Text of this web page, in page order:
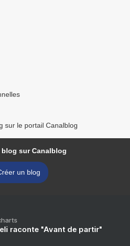
sur le portail Canalblog
blog sur Canalblog
un blog
raconte "Avant de partir"